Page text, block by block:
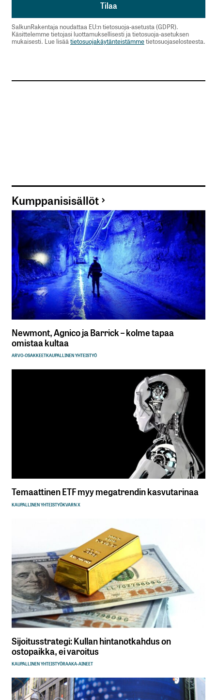
SalkunRakentaja noudattaa EU:n tietosuoja-asetusta (GDPR).
Käsittelemme tietojasi luottamuksellisesti ja tietosuoja-asetuksen
mukaisesti. Lue lisää tietosuojakäytänteistämmetietosuojaselosteesta.
Kumppanisisällöt
Newmont, Agnico ja Barrick – kolme tapaa
omistaa kultaa
ARVO-OSAKKEETKAUPALLINEN YHTEISTYÖ
Temaattinen ETF myy megatrendin kasvutarinaa
KAUPALLINEN YHTEISTYÖKVARN X
Sijoitusstrategi: Kullan hintanotkahdus on
ostopaikka, ei varoitus
KAUPALLINEN YHTEISTYÖRAAKA-AINEET